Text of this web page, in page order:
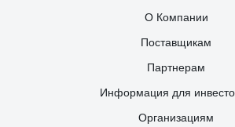
О Компании
Поставщикам
Партнерам
Информация для
Организациям